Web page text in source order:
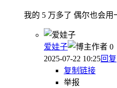
我的 5 万多了 偶尔也会用
爱娃子 作者 0
2025-07-22 10:25回复
复制链接
举报